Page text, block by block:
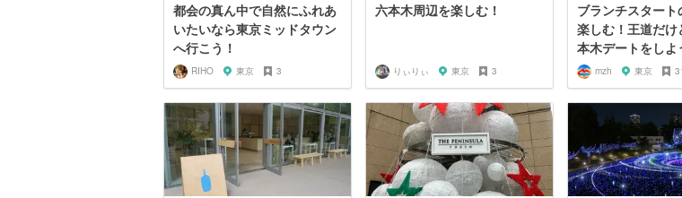
都会の真ん中で自然にふれあ
いたいなら東京ミッドタウン
へ行こう！
RIHO 東京 3
六本木周辺を楽しむ！
りぃりぃ 東京 3
ブランチスター
楽しむ！王道だけ
本木デートをし
mzh 東京